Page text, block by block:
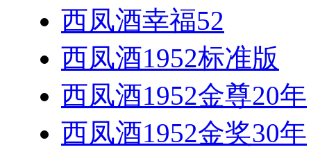
西凤酒幸福52
西凤酒1952标准版
西凤酒1952金尊20年
西凤酒1952金奖30年